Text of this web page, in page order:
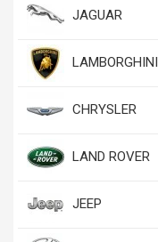
JAGUAR
LAMBORGHINI
CHRYSLER
LAND ROVER
JEEP